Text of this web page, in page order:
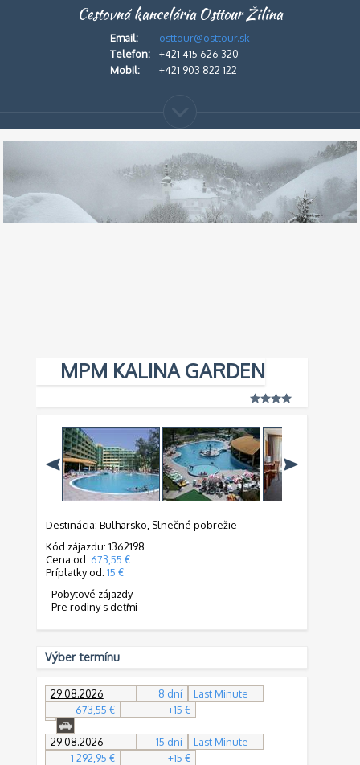
Cestovná kancelária Osttour Žilina
Email:
osttour@osttour.sk
Telefon:
+421 415 626 320
Mobil:
+421 903 822 122
MPM KALINA GARDEN
Destinácia: Bulharsko Slnečné pobrežie
Kód zájazdu: 1362198
Cena od: 673,55 €
Príplatky od: 15 €
-Pobytové zájazdy
-Pre rodiny s deťmi
Výber termínu
29.08.2026 8 dní
Last Minute
673,55 €
+15 €
29.08.2026 15 dní
Last Minute
1 292,95 €
+15 €